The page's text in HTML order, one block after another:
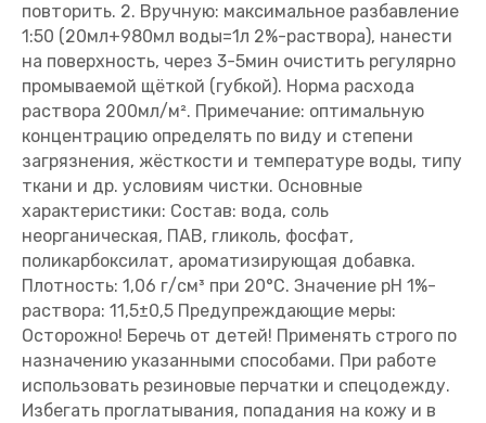
повторить. 2. Вручную: максимальное разбавление
1:50 (20мл+980мл воды=1л 2%-раствора), нанести
на поверхность, через 3-5мин очистить регулярно
промываемой щёткой (губкой). Норма расхода
раствора 200мл/м². Примечание: оптимальную
концентрацию определять по виду и степени
загрязнения, жёсткости и температуре воды, типу
ткани и др. условиям чистки. Основные
характеристики: Состав: вода, соль
неорганическая, ПАВ, гликоль, фосфат,
поликарбоксилат, ароматизирующая добавка.
Плотность: 1,06 г/см³ при 20°C. Значение pH 1%-
раствора: 11,5±0,5 Предупреждающие меры:
Осторожно! Беречь от детей! Применять строго по
назначению указанными способами. При работе
использовать резиновые перчатки и спецодежду.
Избегать проглатывания, попадания на кожу и в